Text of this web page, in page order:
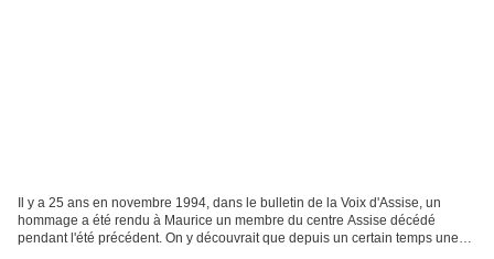
Il y a 25 ans en novembre 1994, dans le bulletin de la Voix d'Assise, un
hommage a été rendu à Maurice un membre du centre Assise décédé
pendant l'été précédent. On y découvrait que depuis un certain temps une